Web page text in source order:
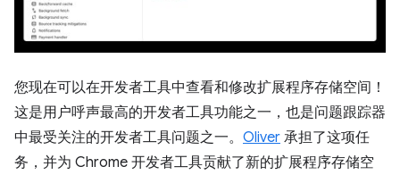
您现在可以在开发者工具中查看和修改扩展程序存储空间！
这是用户呼声最高的开发者工具功能之一，也是问题跟踪器
中最受关注的开发者工具问题之一。 Oliver 承担了这项任
务，并为 Chrome 开发者工具贡献了新的扩展程序存储空